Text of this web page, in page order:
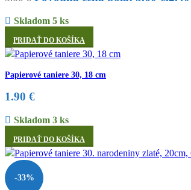
Skladom 5 ks
PRIDAŤ DO KOŠÍKA
Papierové taniere 30, 18 cm
1.90 €
Skladom 3 ks
PRIDAŤ DO KOŠÍKA
-33%